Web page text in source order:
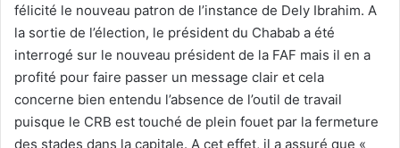
félicité le nouveau patron de l’instance de Dely Ibrahim. A
la sortie de l’élection, le président du Chabab a été
interrogé sur le nouveau président de la FAF mais il en a
profité pour faire passer un message clair et cela
concerne bien entendu l’absence de l’outil de travail
puisque le CRB est touché de plein fouet par la fermeture
des stades dans la capitale. A cet effet, il a assuré que «